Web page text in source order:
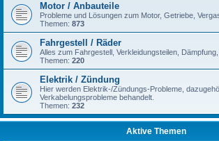
Motor / Anbauteile
Probleme und Lösungen zum Motor, Getriebe,
Themen: 873
Fahrgestell / Räder
Alles zum Fahrgestell, Verkleidungsteilen, Dämpfung,
Themen: 220
Elektrik / Zündung
Hier werden Elektrik-/Zündungs-Probleme,
Verkabelungsprobleme behandelt.
Themen: 232
Aktive Themen